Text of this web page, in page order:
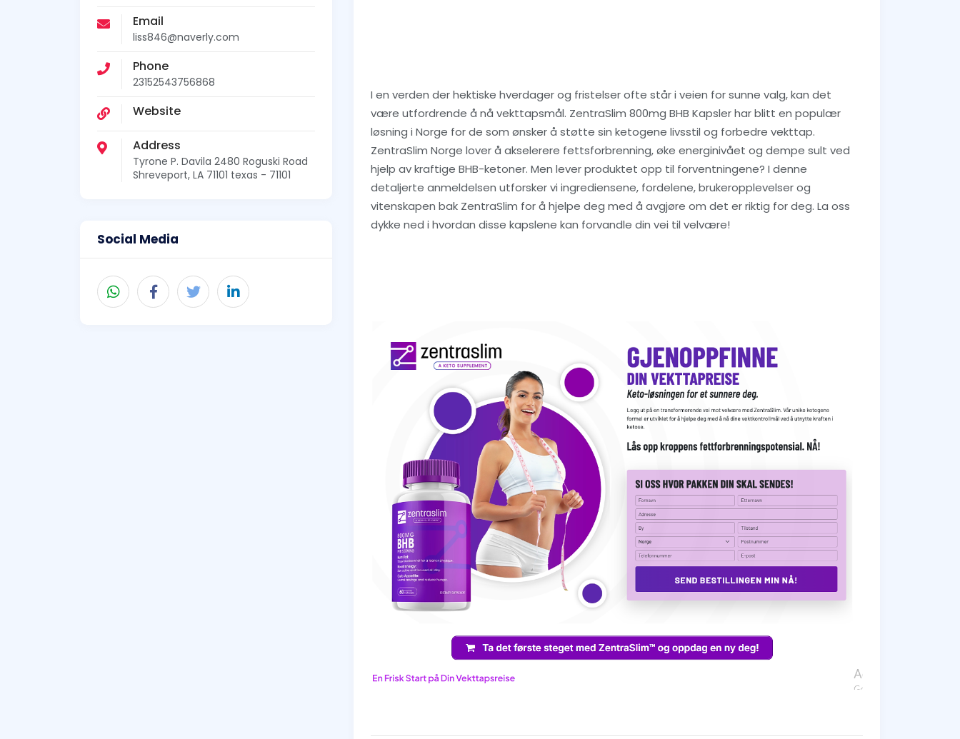
Email
liss846@naverly.com
Phone
23152543756868
Website
Address
Tyrone P. Davila 2480 Roguski Road
Shreveport, LA 71101 texas - 71101
Social Media
I en verden der hektiske hverdager og fristelser ofte står i veien for sunne valg, kan det
være utfordrende å nå vekttapsmål. ZentraSlim 800mg BHB Kapsler har blitt en populær
løsning i Norge for de som ønsker å støtte sin ketogene livsstil og forbedre vekttap.
ZentraSlim Norge lover å akselerere fettsforbrenning, øke energinivået og dempe sult ved
hjelp av kraftige BHB-ketoner. Men lever produktet opp til forventningene? I denne
detaljerte anmeldelsen utforsker vi ingrediensene, fordelene, brukeropplevelser og
vitenskapen bak ZentraSlim for å hjelpe deg med å avgjøre om det er riktig for deg. La oss
dykke ned i hvordan disse kapslene kan forvandle din vei til velvære!